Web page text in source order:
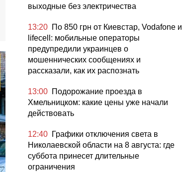
выходные без электричества
13:20 По 850 грн от Киевстар, Vodafone и
lifecell: мобильные операторы
предупредили украинцев о
мошеннических сообщениях и
рассказали, как их распознать
13:00 Подорожание проезда в
Хмельницком: какие цены уже начали
действовать
12:40 Графики отключения света в
Николаевской области на 8 августа: где
суббота принесет длительные
ограничения